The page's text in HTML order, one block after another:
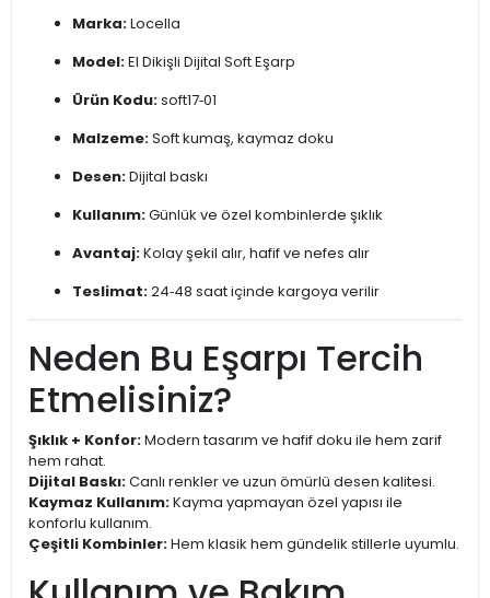
Marka:Locella
Model:El Dikişli Dijital Soft Eşarp
Ürün Kodu:soft17‑01
Malzeme:Soft kumaş, kaymaz doku
Desen:Dijital baskı
Kullanım:Günlük ve özel kombinlerde şıklık
Avantaj:Kolay şekil alır, hafif ve nefes alır
Teslimat:24‑48 saat içinde kargoya verilir
Neden Bu Eşarpı Tercih
Etmelisiniz?
Şıklık + Konfor:Modern tasarım ve hafif doku ile hem zarif
hem rahat.
Dijital Baskı:Canlı renkler ve uzun ömürlü desen kalitesi.
Kaymaz Kullanım:Kayma yapmayan özel yapısı ile
konforlu kullanım.
Çeşitli Kombinler:Hem klasik hem gündelik stillerle uyumlu.